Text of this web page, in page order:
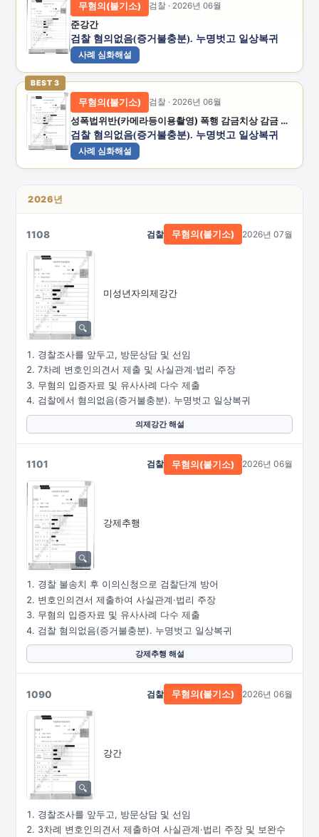
무혐의(불기소) 검찰 · 2026년 06월
준강간
검찰 혐의없음(증거불충분). 누명벗고 일상복귀
사례 심화해설
BEST 3
무혐의(불기소) 검찰 · 2026년 06월
성폭법위반(카메라등이용촬영) 폭행 감금치상 감금 공갈 공갈미수 스토킹처벌법위반
검찰 혐의없음(증거불충분). 누명벗고 일상복귀
사례 심화해설
2026년
1108
미성년자의제강간
검찰 무혐의(불기소) 2026년 07월
경찰조사를 앞두고, 방문상담 및 선임
7차례 변호인의견서 제출 및 사실관계·법리 주장
무혐의 입증자료 및 유사사례 다수 제출
검찰에서 혐의없음(증거불충분). 누명벗고 일상복귀
의제강간 해설
1101
강제추행
검찰 무혐의(불기소) 2026년 06월
경찰 불송치 후 이의신청으로 검찰단계 방어
변호인의견서 제출하여 사실관계·법리 주장
무혐의 입증자료 및 유사사례 다수 제출
검찰 혐의없음(증거불충분). 누명벗고 일상복귀
강제추행 해설
1090
강간
검찰 무혐의(불기소) 2026년 06월
경찰조사를 앞두고, 방문상담 및 선임
3차례 변호인의견서 제출하여 사실관계·법리 주장 및 보완수